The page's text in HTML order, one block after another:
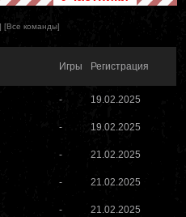
[Все команды]
Игры Регистрация
- 19.02.2025
- 19.02.2025
- 21.02.2025
- 21.02.2025
- 21.02.2025